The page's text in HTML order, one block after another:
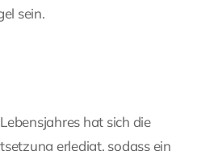
sein.
hat sich die
erledigt, sodass ein